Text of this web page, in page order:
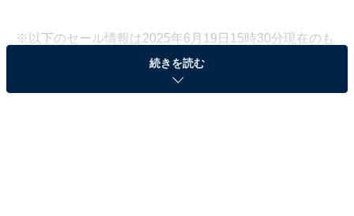
※以下のセール情報は2025年6月19日15時30分現在のも
のです。値段の変更、売り切れの場合もあります。
※本記事で紹介している商品の購入やサービスの利用により、売上の一部が
続きを読む